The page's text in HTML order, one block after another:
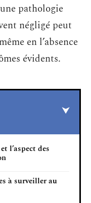
pathologie
négligé peut
en l’absence
évidents.
l’aspect des
à surveiller au